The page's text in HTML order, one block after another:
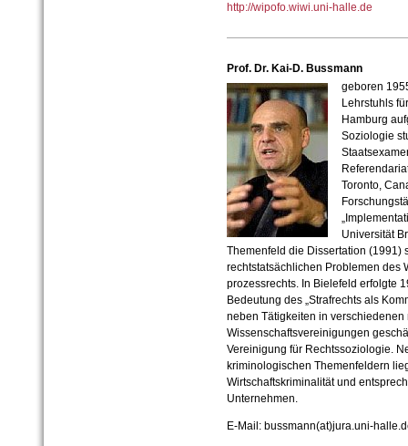
http://wipofo.wiwi.uni-halle.de
Prof. Dr. Kai-D. Bussmann
geboren
Lehrstuhls
Hamburg
Soziologie
Toronto,
Universität
Themenfeld die Dissertation (1991)
rechtstatsächlichen Problemen des
prozessrechts. In Bielefeld erfolgte
Bedeutung des „Strafrechts als
neben Tätigkeiten in
Wissenschaftsvereinigungen
Vereinigung für Rechtssoziologie.
kriminologischen Themenfeldern
Wirtschaftskriminalität und
Unternehmen.
E-Mail: bussmann(at)jura.uni-